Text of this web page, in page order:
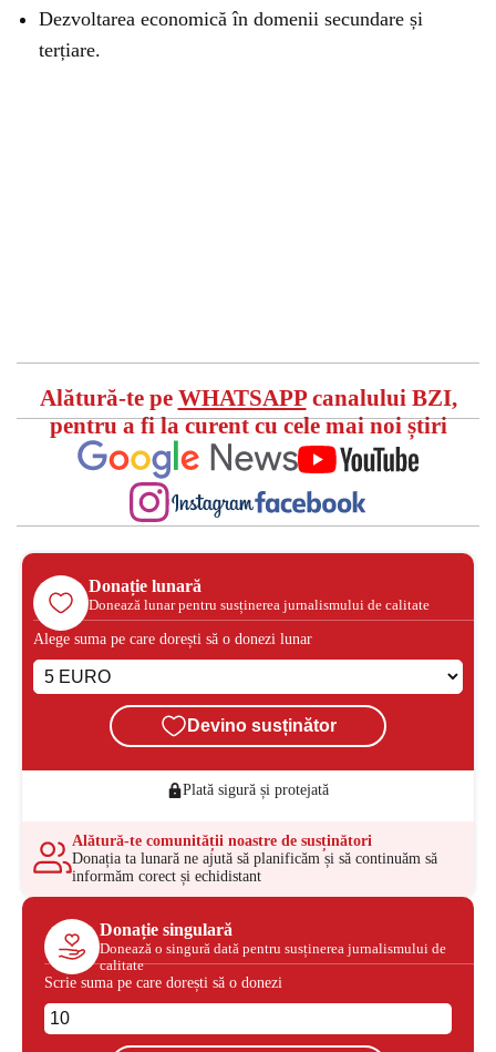
Dezvoltarea economică în domenii secundare și
terțiare.
Alătură-te pe WHATSAPPcanalului BZI,
pentru a fi la curent cu cele mai noi știri
Donație lunară
Donează lunar pentru susținerea jurnalismului de calitate
Alege suma pe care dorești să o donezi lunar
Devino susținător
Plată sigură și protejată
Alătură-te comunității noastre de susținători
Donația ta lunară ne ajută să planificăm și să continuăm să
informăm corect și echidistant
Donație singulară
Donează o singură dată pentru susținerea jurnalismului de
calitate
Scrie suma pe care dorești să o donezi